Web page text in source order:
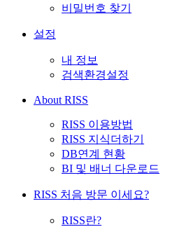
비밀번호 찾기
설정
내 정보
검색환경설정
About RISS
RISS 이용방법
RISS 지식더하기
DB연계 현황
BI 및 배너 다운로드
RISS 처음 방문 이세요?
RISS란?